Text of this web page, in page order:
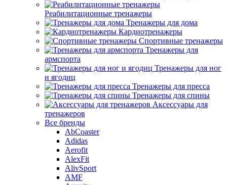
Реабилитационные тренажеры
Тренажеры для дома
Кардиотренажеры
Спортивные тренажеры
Тренажеры для
армспорта
Тренажеры для ног
и ягодиц
Тренажеры для пресса
Тренажеры для спины
Аксессуары для
тренажеров
Все бренды
AbCoaster
Adidas
Aerofit
AlexFit
AlivSport
AMF